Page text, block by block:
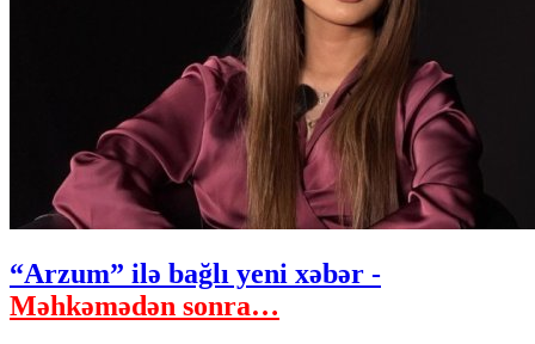
“Arzum” ilə bağlı yeni xəbər -
Məhkəmədən sonra…